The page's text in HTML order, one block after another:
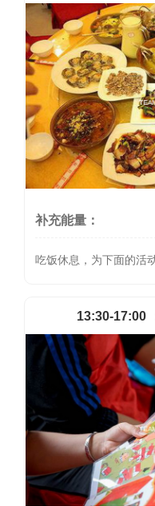
补充能量：
吃饭休息，为下面的活
13:30-17:00